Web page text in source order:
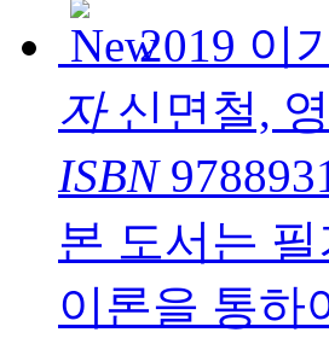
2019 이
자신면철,
ISBN
본 도서는
이론을 통하